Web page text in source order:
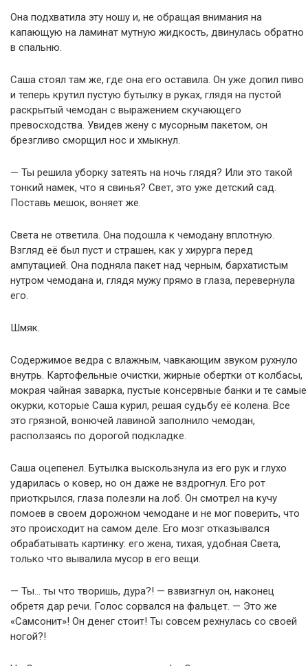
Она подхватила эту ношу и, не обращая внимания на
капающую на ламинат мутную жидкость, двинулась обратно
в спальню.
Саша стоял там же, где она его оставила. Он уже допил пиво
и теперь крутил пустую бутылку в руках, глядя на пустой
раскрытый чемодан с выражением скучающего
превосходства. Увидев жену с мусорным пакетом, он
брезгливо сморщил нос и хмыкнул.
— Ты решила уборку затеять на ночь глядя? Или это такой
тонкий намек, что я свинья? Свет, это уже детский сад.
Поставь мешок, воняет же.
Света не ответила. Она подошла к чемодану вплотную.
Взгляд её был пуст и страшен, как у хирурга перед
ампутацией. Она подняла пакет над черным, бархатистым
нутром чемодана и, глядя мужу прямо в глаза, перевернула
его.
Шмяк.
Содержимое ведра с влажным, чавкающим звуком рухнуло
внутрь. Картофельные очистки, жирные обертки от колбасы,
мокрая чайная заварка, пустые консервные банки и те самые
окурки, которые Саша курил, решая судьбу её колена. Все
это грязной, вонючей лавиной заполнило чемодан,
расползаясь по дорогой подкладке.
Саша оцепенел. Бутылка выскользнула из его рук и глухо
ударилась о ковер, но он даже не вздрогнул. Его рот
приоткрылся, глаза полезли на лоб. Он смотрел на кучу
помоев в своем дорожном чемодане и не мог поверить, что
это происходит на самом деле. Его мозг отказывался
обрабатывать картинку: его жена, тихая, удобная Света,
только что вывалила мусор в его вещи.
— Ты… ты что творишь, дура?! — взвизгнул он, наконец
обретя дар речи. Голос сорвался на фальцет. — Это же
«Самсонит»! Он денег стоит! Ты совсем рехнулась со своей
ногой?!